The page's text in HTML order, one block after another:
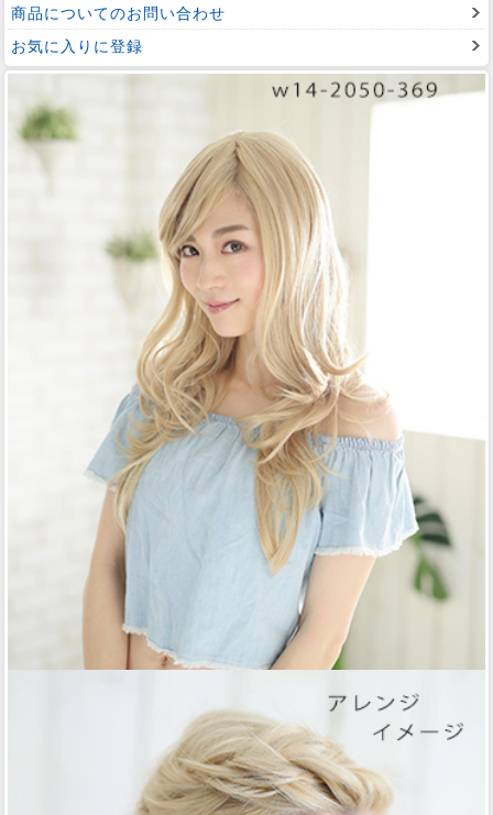
商品についてのお問い合わせ
お気に入りに登録